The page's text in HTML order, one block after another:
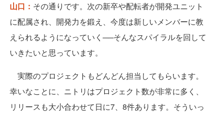
山口： その通りです。次の新卒や配転者が開発ユニット
に配属され、開発力を鍛え、今度は新しいメンバーに教
えられるようになっていく──そんなスパイラルを回して
いきたいと思っています。
実際のプロジェクトもどんどん担当してもらいます。
幸いなことに、ニトリはプロジェクト数が非常に多く、
リリースも大小合わせて日に7、8件あります。そういっ